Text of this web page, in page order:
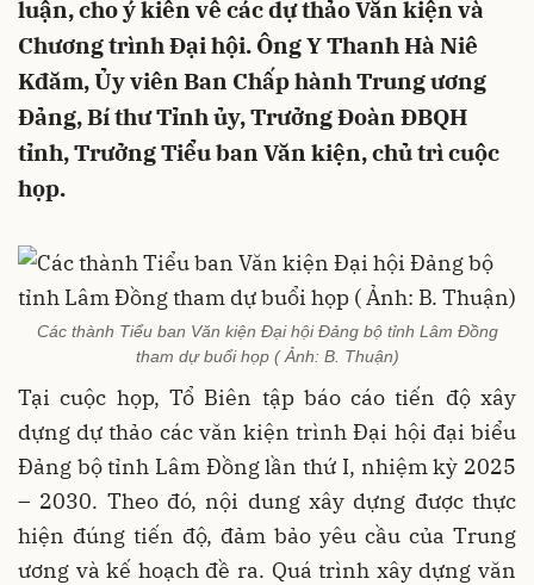
luận, cho ý kiến về các dự thảo Văn kiện và
Chương trình Đại hội. Ông Y Thanh Hà Niê
Kđăm, Ủy viên Ban Chấp hành Trung ương
Đảng, Bí thư Tỉnh ủy, Trưởng Đoàn ĐBQH
tỉnh, Trưởng Tiểu ban Văn kiện, chủ trì cuộc
họp.
Các thành Tiểu ban Văn kiện Đại hội Đảng bộ tỉnh Lâm Đồng
tham dự buổi họp ( Ảnh: B. Thuận)
Tại cuộc họp, Tổ Biên tập báo cáo tiến độ xây
dựng dự thảo các văn kiện trình Đại hội đại biểu
Đảng bộ tỉnh Lâm Đồng lần thứ I, nhiệm kỳ 2025
– 2030. Theo đó, nội dung xây dựng được thực
hiện đúng tiến độ, đảm bảo yêu cầu của Trung
ương và kế hoạch đề ra. Quá trình xây dựng văn